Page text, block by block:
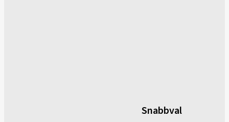
Snabbval